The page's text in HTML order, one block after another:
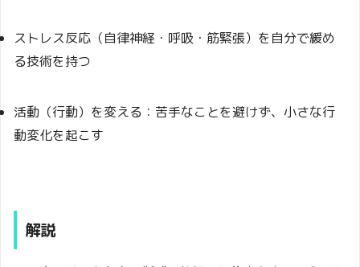
ストレス反応（自律神経・呼吸・筋緊張）を自分で緩め
る技術を持つ
活動（行動）を変える：苦手なことを避けず、小さな行
動変化を起こす
解説